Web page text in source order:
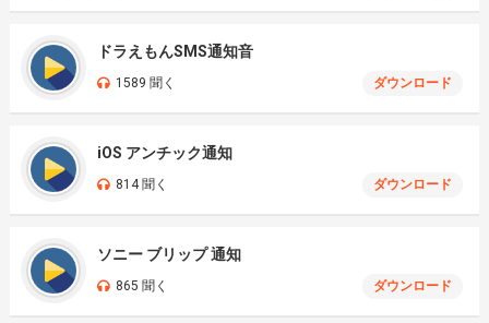
ドラえもんSMS通知音
1589 聞く ダウンロード
iOS アンチック通知
814 聞く ダウンロード
ソニー ブリップ 通知
865 聞く ダウンロード